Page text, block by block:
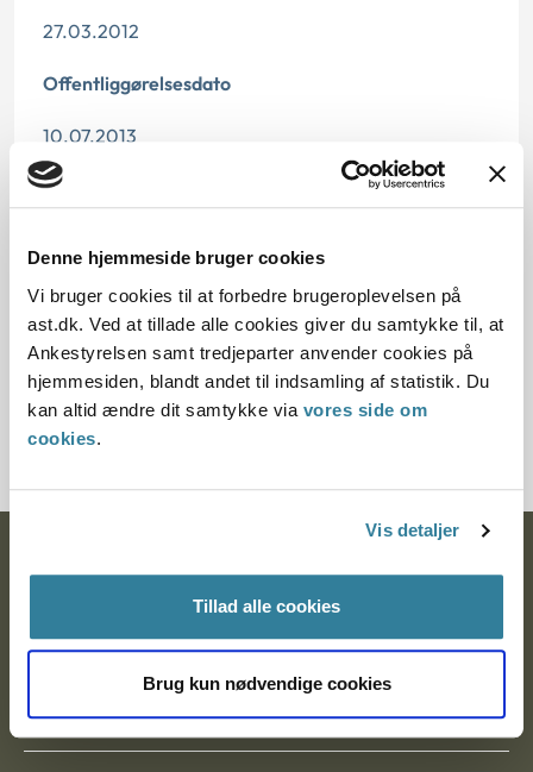
Denne hjemmeside bruger cookies
Vi bruger cookies til at forbedre brugeroplevelsen på
ast.dk. Ved at tillade alle cookies giver du samtykke til, at
Ankestyrelsen samt tredjeparter anvender cookies på
hjemmesiden, blandt andet til indsamling af statistik. Du
kan altid ændre dit samtykke via vores side om
cookies.
Vis detaljer
Tillad alle cookies
Brug kun nødvendige cookies
27.03.2012
Offentliggørelsesdato
10.07.2013
Denne principafgørelse er kasseret den 18. juni 2019,
Paragraf
§ 6
Journalnummer
2400005-12
9000 Aalborg